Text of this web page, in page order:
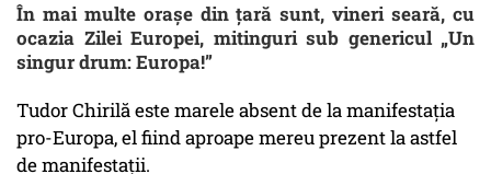
În mai multe orașe din țară sunt, vineri seară, cu
ocazia Zilei Europei, mitinguri sub genericul „Un
singur drum: Europa!”
Tudor Chirilă este marele absent de la manifestația
pro-Europa, el fiind aproape mereu prezent la astfel
de manifestații.